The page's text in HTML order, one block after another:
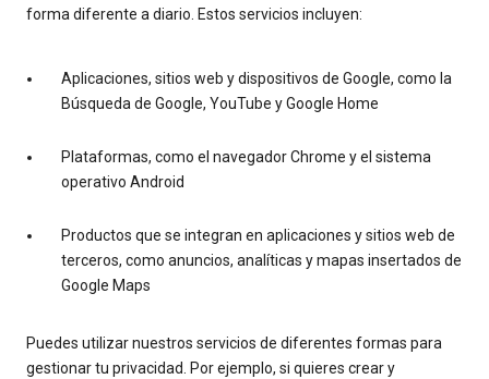
forma diferente a diario. Estos servicios incluyen:
Aplicaciones, sitios web y dispositivos de Google, como la
Búsqueda de Google, YouTube y Google Home
Plataformas, como el navegador Chrome y el sistema
operativo Android
Productos que se integran en aplicaciones y sitios web de
terceros, como anuncios, analíticas y mapas insertados de
Google Maps
Puedes utilizar nuestros servicios de diferentes formas para
gestionar tu privacidad. Por ejemplo, si quieres crear y